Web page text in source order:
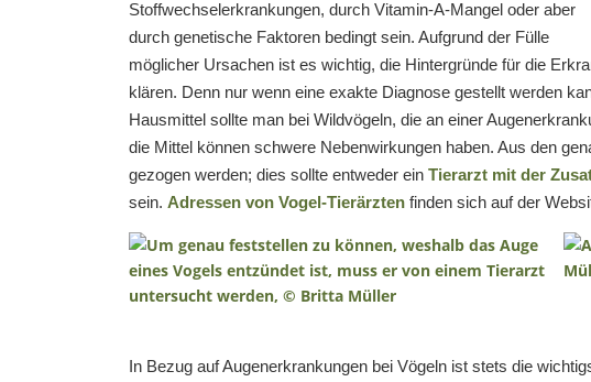
Stoffwechselerkrankungen, durch Vitamin-A-Mangel oder aber
durch genetische Faktoren bedingt sein. Aufgrund der Fülle
möglicher Ursachen ist es wichtig, die Hintergründe für die
klären. Denn nur wenn eine exakte Diagnose gestellt werden
Hausmittel sollte man bei Wildvögeln, die an einer
die Mittel können schwere Nebenwirkungen haben. Aus den
gezogen werden; dies sollte entweder ein Tierarzt mit der
sein. Adressen von Vogel-Tierärzten finden sich auf der
In Bezug auf Augenerkrankungen bei Vögeln ist stets die